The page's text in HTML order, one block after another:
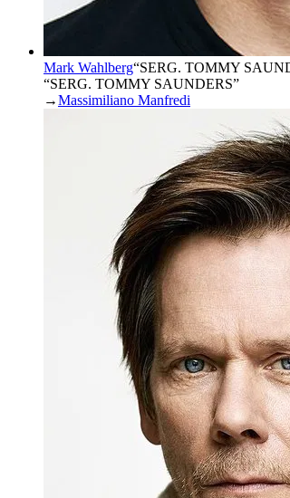
Mark Wahlberg“SERG. TOMMY
“SERG. TOMMY SAUNDERS”
→Massimiliano Manfredi